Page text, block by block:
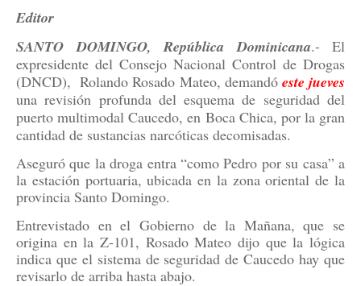
Editor
SANTO DOMINGO, República Dominicana.- El
expresidente del Consejo Nacional Control de Drogas
(DNCD), Rolando Rosado Mateo, demandó este jueves
una revisión profunda del esquema de seguridad del
puerto multimodal Caucedo, en Boca Chica, por la gran
cantidad de sustancias narcóticas decomisadas.
Aseguró que la droga entra “como Pedro por su casa” a
la estación portuaria, ubicada en la zona oriental de la
provincia Santo Domingo.
Entrevistado en el Gobierno de la Mañana, que se
origina en la Z-101, Rosado Mateo dijo que la lógica
indica que el sistema de seguridad de Caucedo hay que
revisarlo de arriba hasta abajo.